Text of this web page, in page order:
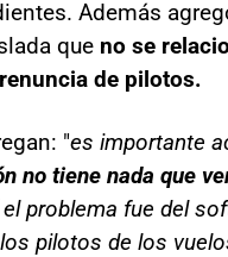
Además
que no se
de pilotos.
"es importante
no tiene nada que
problema fue del
pilotos de los